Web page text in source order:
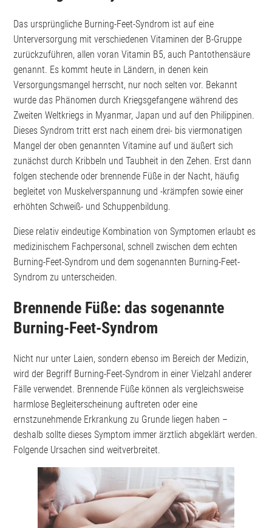
Das ursprüngliche Burning-Feet-Syndrom ist auf eine
Unterversorgung mit verschiedenen Vitaminen der B-Gruppe
zurückzuführen, allen voran Vitamin B5, auch Pantothensäure
genannt. Es kommt heute in Ländern, in denen kein
Versorgungsmangel herrscht, nur noch selten vor. Bekannt
wurde das Phänomen durch Kriegsgefangene während des
Zweiten Weltkriegs in Myanmar, Japan und auf den Philippinen.
Dieses Syndrom tritt erst nach einem drei- bis viermonatigen
Mangel der oben genannten Vitamine auf und äußert sich
zunächst durch Kribbeln und Taubheit in den Zehen. Erst dann
folgen stechende oder brennende Füße in der Nacht, häufig
begleitet von Muskelverspannung und -krämpfen sowie einer
erhöhten Schweiß- und Schuppenbildung.
Diese relativ eindeutige Kombination von Symptomen erlaubt es
medizinischem Fachpersonal, schnell zwischen dem echten
Burning-Feet-Syndrom und dem sogenannten Burning-Feet-
Syndrom zu unterscheiden.
Brennende Füße: das sogenannte
Burning-Feet-Syndrom
Nicht nur unter Laien, sondern ebenso im Bereich der Medizin,
wird der Begriff Burning-Feet-Syndrom in einer Vielzahl anderer
Fälle verwendet. Brennende Füße können als vergleichsweise
harmlose Begleiterscheinung auftreten oder eine
ernstzunehmende Erkrankung zu Grunde liegen haben –
deshalb sollte dieses Symptom immer ärztlich abgeklärt werden.
Folgende Ursachen sind weitverbreitet.